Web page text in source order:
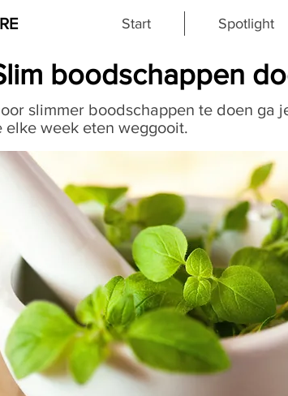
Start Spotlight
boodschappen
slimmer boodschappen te doen ga
elke week eten weggooit.